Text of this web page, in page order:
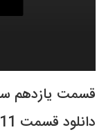
قسمت یازدهم
دانلود قسمت 11 ممنوعه | دانلود سریال ممنوعه